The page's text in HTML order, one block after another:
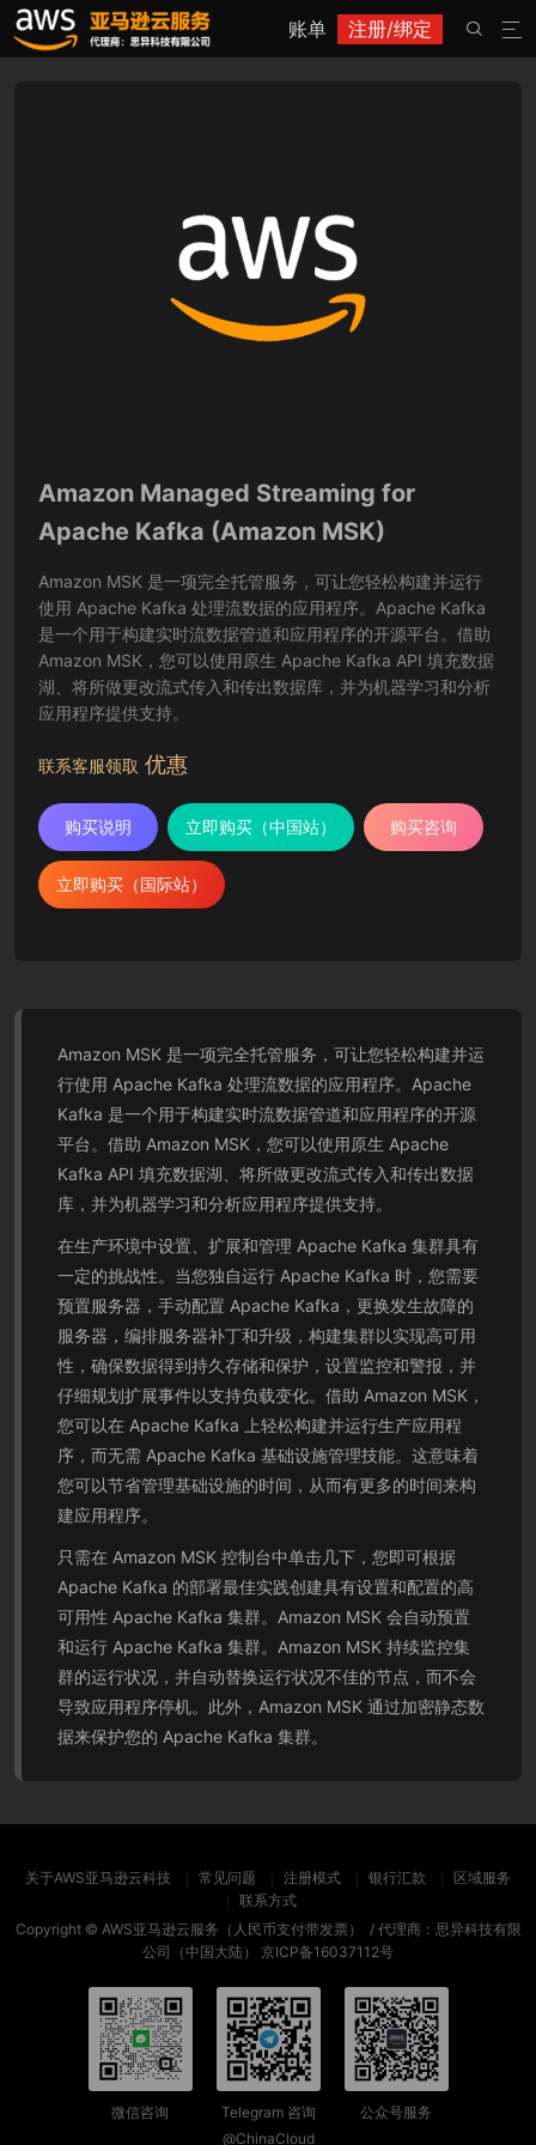
账单 注册/绑定 

Amazon Managed Streaming for
Apache Kafka (Amazon MSK)
Amazon MSK 是一项完全托管服务，可让您轻松构建并运行
使用 Apache Kafka 处理流数据的应用程序。Apache Kafka
是一个用于构建实时流数据管道和应用程序的开源平台。借助
Amazon MSK，您可以使用原生 Apache Kafka API 填充数据
湖、将所做更改流式传入和传出数据库，并为机器学习和分析
应用程序提供支持。
联系客服领取 优惠
购买说明 立即购买（中国站） 购买咨询
立即购买（国际站）
Amazon MSK 是一项完全托管服务，可让您轻松构建并运
行使用 Apache Kafka 处理流数据的应用程序。Apache
Kafka 是一个用于构建实时流数据管道和应用程序的开源
平台。借助 Amazon MSK，您可以使用原生 Apache
Kafka API 填充数据湖、将所做更改流式传入和传出数据
库，并为机器学习和分析应用程序提供支持。
在生产环境中设置、扩展和管理 Apache Kafka 集群具有
一定的挑战性。当您独自运行 Apache Kafka 时，您需要
预置服务器，手动配置 Apache Kafka，更换发生故障的
服务器，编排服务器补丁和升级，构建集群以实现高可用
性，确保数据得到持久存储和保护，设置监控和警报，并
仔细规划扩展事件以支持负载变化。借助 Amazon MSK，
您可以在 Apache Kafka 上轻松构建并运行生产应用程
序，而无需 Apache Kafka 基础设施管理技能。这意味着
您可以节省管理基础设施的时间，从而有更多的时间来构
建应用程序。
只需在 Amazon MSK 控制台中单击几下，您即可根据
Apache Kafka 的部署最佳实践创建具有设置和配置的高
可用性 Apache Kafka 集群。Amazon MSK 会自动预置
和运行 Apache Kafka 集群。Amazon MSK 持续监控集
群的运行状况，并自动替换运行状况不佳的节点，而不会
导致应用程序停机。此外，Amazon MSK 通过加密静态数
据来保护您的 Apache Kafka 集群。
关于AWS亚马逊云科技 常见问题 注册模式 银行汇款
区域服务
联系方式
Copyright © AWS亚马逊云服务（人民币支付带发票）
/ 代理商：思异科技有限
公司（中国大陆） 京ICP备16037112号
微信咨询
Telegram 咨询
@ChinaCloud
公众号服务